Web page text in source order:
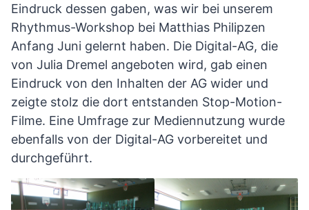
Eindruck dessen gaben, was wir bei unserem
Rhythmus-Workshop bei Matthias Philipzen
Anfang Juni gelernt haben. Die Digital-AG, die
von Julia Dremel angeboten wird, gab einen
Eindruck von den Inhalten der AG wider und
zeigte stolz die dort entstanden Stop-Motion-
Filme. Eine Umfrage zur Mediennutzung wurde
ebenfalls von der Digital-AG vorbereitet und
durchgeführt.